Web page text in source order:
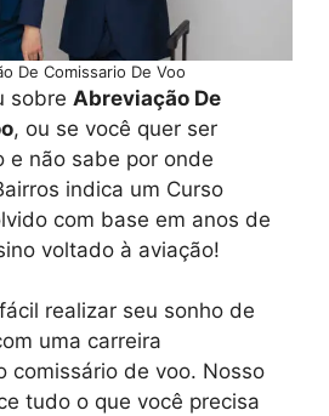
De Comissario De Voo
sobre Abreviação De
, ou se você quer ser
e não sabe por onde
indica um Curso
com base em anos de
voltado à aviação!
realizar seu sonho de
uma carreira
comissário de voo. Nosso
tudo o que você precisa